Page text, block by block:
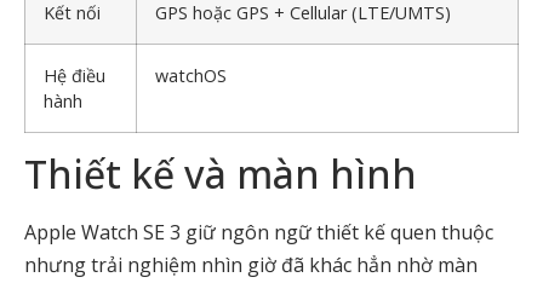
Kết nối GPS hoặc GPS + Cellular (LTE/UMTS)
Hệ điều
hành
watchOS
Thiết kế và màn hình
Apple Watch SE 3 giữ ngôn ngữ thiết kế quen thuộc
nhưng trải nghiệm nhìn giờ đã khác hẳn nhờ màn